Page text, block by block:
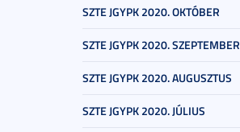
SZTE JGYPK 2020. OKTÓBER
SZTE JGYPK 2020. SZEPTEMBER
SZTE JGYPK 2020. AUGUSZTUS
SZTE JGYPK 2020. JÚLIUS